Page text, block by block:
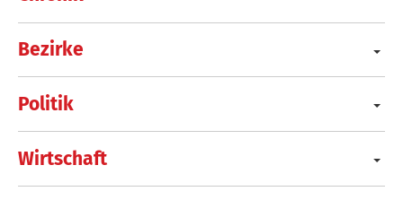
Bezirke
Politik
Wirtschaft